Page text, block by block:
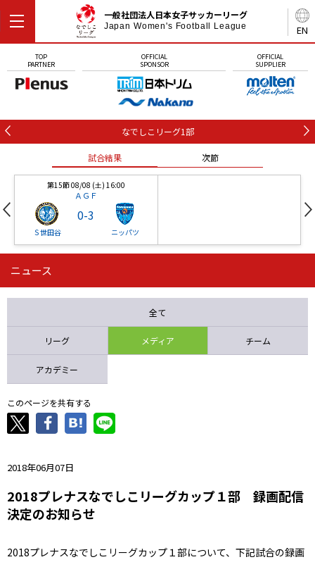
EN
一般社団法人日本女子サッカーリーグ
Japan Women's Football League
TOP
PARTNER
OFFICIAL
SPONSOR
OFFICIAL
SUPPLIER
なでしこリーグ1部
試合結果 次節
第15節 08/08 (土) 16:00
ＡＧＦ
Ｓ世田谷
0-3
ニッパツ
第16節 09/05 (土) 15:00
ニッパツ 石人の星
ニュース
全て
リーグ メディア チーム
アカデミー
このページを共有する
2018年06月07日
2018プレナスなでしこリーグカップ１部 録画配信
決定のお知らせ
2018プレナスなでしこリーグカップ１部について、下記試合の録画